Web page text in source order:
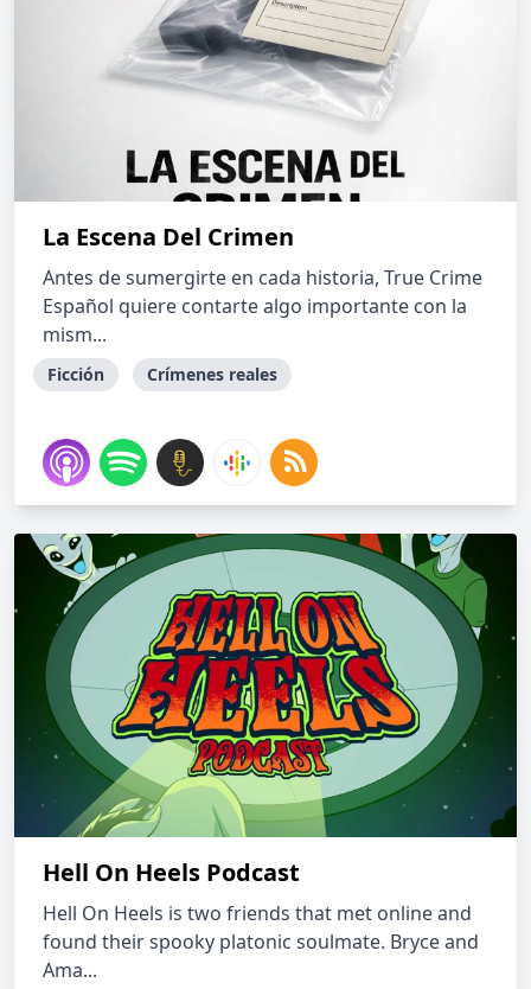
La Escena Del Crimen
Antes de sumergirte en cada historia, True Crime
Español quiere contarte algo importante con la
mism...
Ficción Crímenes reales
Hell On Heels Podcast
Hell On Heels is two friends that met online and
found their spooky platonic soulmate. Bryce and
Ama...